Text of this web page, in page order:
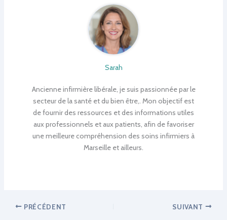
Sarah
Ancienne infirmière libérale, je suis passionnée par le
secteur de la santé et du bien être,. Mon objectif est
de fournir des ressources et des informations utiles
aux professionnels et aux patients, afin de favoriser
une meilleure compréhension des soins infirmiers à
Marseille et ailleurs.
PRÉCÉDENT SUIVANT